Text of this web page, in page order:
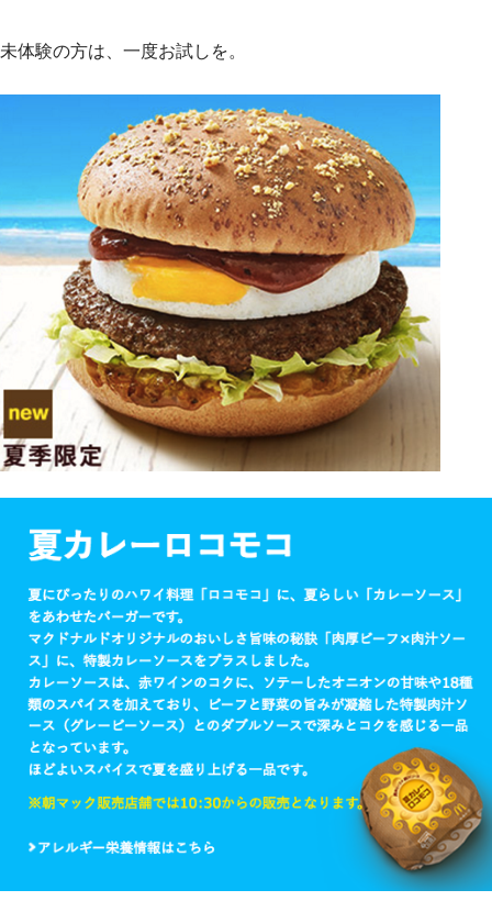
未体験の方は、一度お試しを。